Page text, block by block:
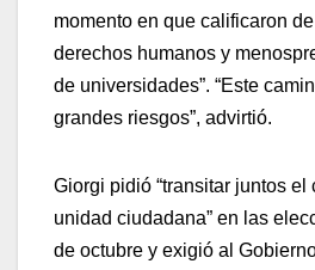
momento en que calificaron de
derechos humanos y
de universidades”. “Este
grandes riesgos”, advirtió.
Giorgi pidió “transitar juntos el
unidad ciudadana” en las
de octubre y exigió al